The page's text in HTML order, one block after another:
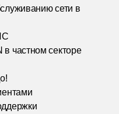
сети в
частном секторе